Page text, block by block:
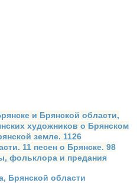
и Брянской области,
художников о Брянском
земле. 1126
11 песен о Брянске. 98
фольклора и предания
Брянской области